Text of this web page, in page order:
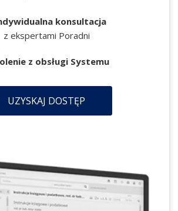
konsultacja
z ekspertami Poradni
z obsługi Systemu
UZYSKAJ DOSTĘP